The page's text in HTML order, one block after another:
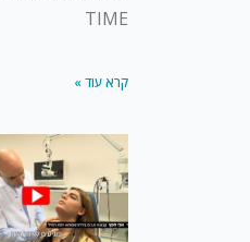
TIME
קרא עוד »